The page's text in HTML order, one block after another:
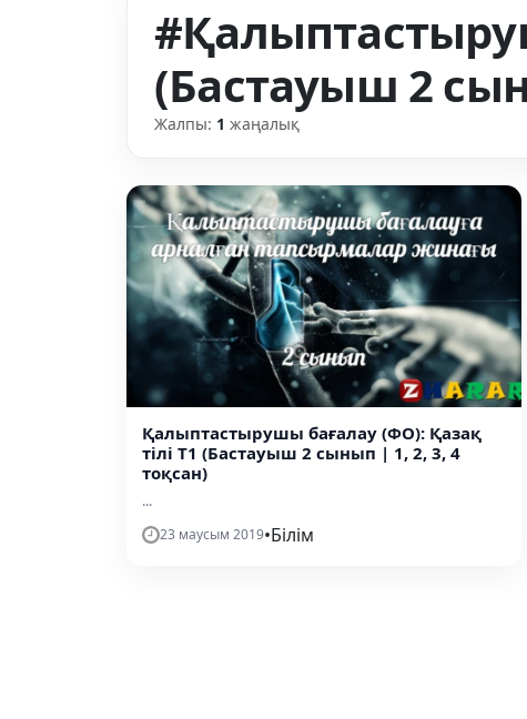
(Бастауыш 2
Жалпы: 1 жаңалық
Қалыптастырушы бағалау (ФО): Қазақ
тілі Т1 (Бастауыш 2 сынып | 1, 2, 3, 4
тоқсан)
...
23 маусым 2019•Білім